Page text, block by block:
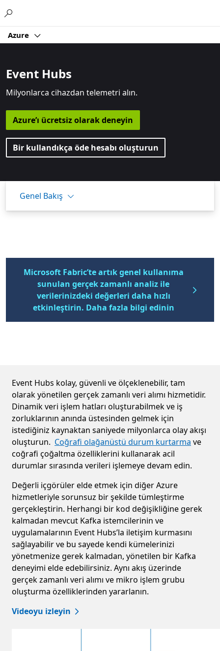
Azure
Event Hubs
Milyonlarca cihazdan telemetri alın.
Azure’ı ücretsiz olarak deneyin
Bir kullandıkça öde hesabı oluşturun
Genel Bakış
Microsoft Fabric’te artık genel kullanıma
sunulan gerçek zamanlı analiz ile
verilerinizdeki değerleri daha hızlı
etkinleştirin. Daha fazla bilgi edinin
Tüm yaş ve beceri gruplarından
Event Hubs kolay, güvenli ve ölçeklenebilir, tam
olarak yönetilen gerçek zamanlı veri alımı hizmetidir.
Dinamik veri işlem hatları oluşturabilmek ve iş
zorluklarının anında üstesinden gelmek için
istediğiniz kaynaktan saniyede milyonlarca olay akışı
oluşturun. Coğrafi olağanüstü durum kurtarma ve
coğrafi çoğaltma özelliklerini kullanarak acil
durumlar sırasında verileri işlemeye devam edin.
Değerli içgörüler elde etmek için diğer Azure
hizmetleriyle sorunsuz bir şekilde tümleştirme
gerçekleştirin. Herhangi bir kod değişikliğine gerek
kalmadan mevcut Kafka istemcilerinin ve
uygulamalarının Event Hubs’la iletişim kurmasını
sağlayabilir ve bu sayede kendi kümelerinizi
yönetmenize gerek kalmadan, yönetilen bir Kafka
deneyimi elde edebilirsiniz. Aynı akış üzerinde
gerçek zamanlı veri alımı ve mikro işlem grubu
oluşturma özelliklerinden yararlanın.
Videoyu izleyin